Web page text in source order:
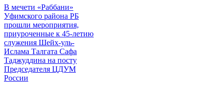
В мечети «Раббани»
Уфимского района РБ
прошли мероприятия,
приуроченные к 45-летию
служения Шейх-уль-
Ислама Талгата Сафа
Таджуддина на посту
Председателя ЦДУМ
России